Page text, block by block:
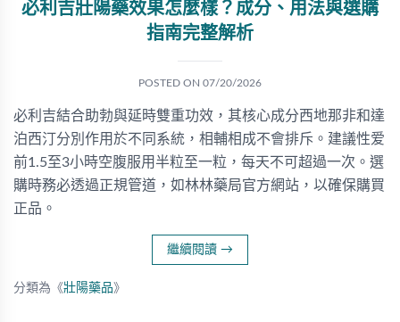
必利吉壯陽藥效果怎麼樣？成分、用法與選購
指南完整解析
POSTED ON 07/20/2026
必利吉結合助勃與延時雙重功效，其核心成分西地那非和達
泊西汀分別作用於不同系統，相輔相成不會排斥。建議性爱
前1.5至3小時空腹服用半粒至一粒，每天不可超過一次。選
購時務必透過正規管道，如林林藥局官方網站，以確保購買
正品。
繼續閱讀 →
分類為《壯陽藥品》